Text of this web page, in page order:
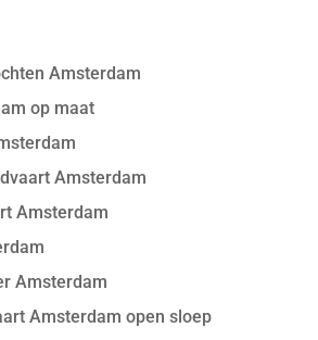
Amsterdam
op maat
Amsterdam
Amsterdam
Amsterdam
Amsterdam open sloep